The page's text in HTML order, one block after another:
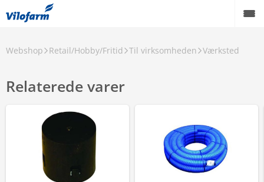
Webshop Retail/Hobby/Fritid Til virksomheden Værksted
Relaterede varer